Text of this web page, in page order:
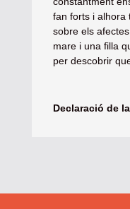
fan forts i alhora
sobre els
mare i una filla
per descobrir
Declaració de